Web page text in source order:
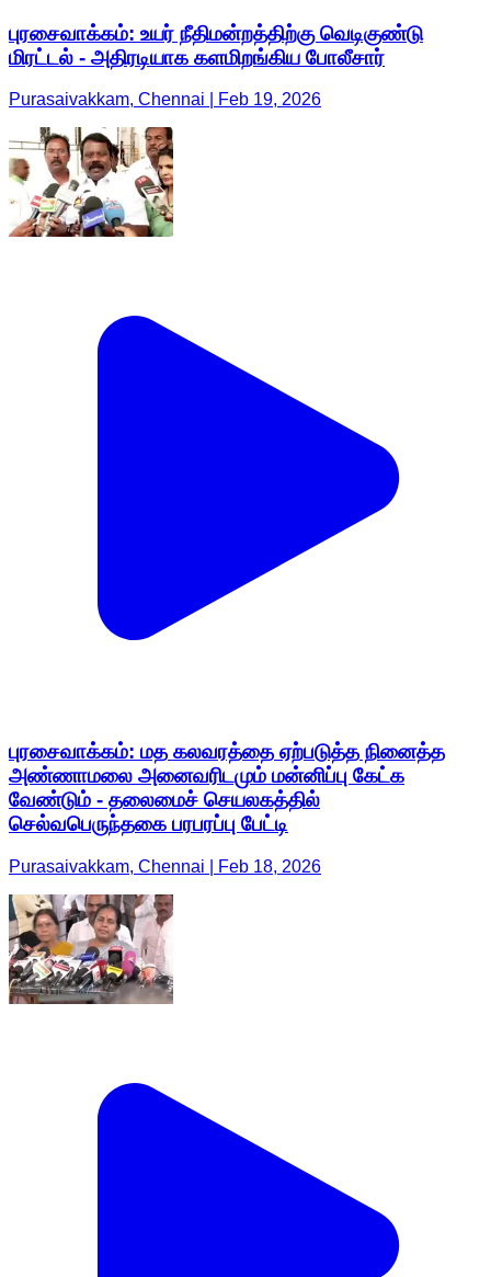
புரசைவாக்கம்: உயர் நீதிமன்றத்திற்கு வெடிகுண்டு
மிரட்டல் - அதிரடியாக களமிறங்கிய போலீசார்
Purasaivakkam, Chennai | Feb 19, 2026
புரசைவாக்கம்: மத கலவரத்தை ஏற்படுத்த நினைத்த
அண்ணாமலை அனைவரிடமும் மன்னிப்பு கேட்க
வேண்டும் - தலைமைச் செயலகத்தில்
செல்வபெருந்தகை பரபரப்பு பேட்டி
Purasaivakkam, Chennai | Feb 18, 2026